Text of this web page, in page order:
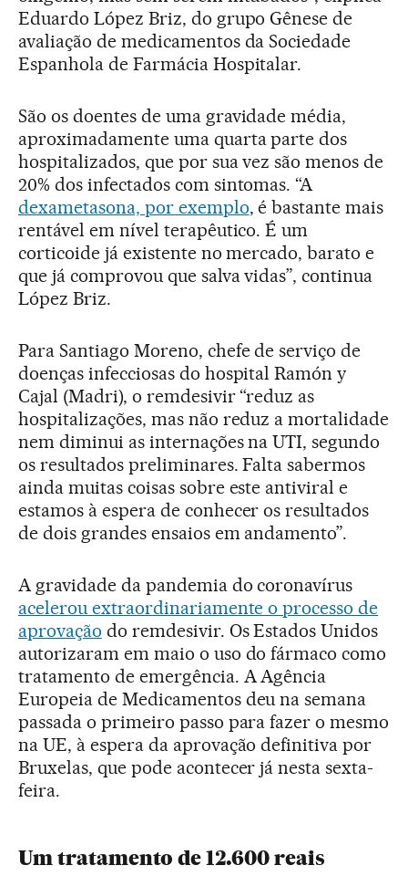
Eduardo López Briz, do grupo Gênese de
avaliação de medicamentos da Sociedade
Espanhola de Farmácia Hospitalar.
São os doentes de uma gravidade média,
aproximadamente uma quarta parte dos
hospitalizados, que por sua vez são menos de
20% dos infectados com sintomas. “A
dexametasona, por exemplo, é bastante mais
rentável em nível terapêutico. É um
corticoide já existente no mercado, barato e
que já comprovou que salva vidas”, continua
López Briz.
Para Santiago Moreno, chefe de serviço de
doenças infecciosas do hospital Ramón y
Cajal (Madri), o remdesivir “reduz as
hospitalizações, mas não reduz a mortalidade
nem diminui as internações na UTI, segundo
os resultados preliminares. Falta sabermos
ainda muitas coisas sobre este antiviral e
estamos à espera de conhecer os resultados
de dois grandes ensaios em andamento”.
A gravidade da pandemia do coronavírus
acelerou extraordinariamente o processo de
aprovação do remdesivir. Os Estados Unidos
autorizaram em maio o uso do fármaco como
tratamento de emergência. A Agência
Europeia de Medicamentos deu na semana
passada o primeiro passo para fazer o mesmo
na UE, à espera da aprovação definitiva por
Bruxelas, que pode acontecer já nesta sexta-
feira.
Um tratamento de 12.600 reais